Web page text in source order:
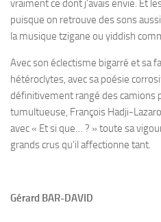
vraiment ce dont j’avais envie. Et
puisque on retrouve des sons
la musique tzigane ou yiddish
Avec son éclectisme bigarré et sa
hétéroclytes, avec sa poésie
définitivement rangé des camions
tumultueuse, François Hadji-
avec « Et si que… ? » toute sa
grands crus qu’il affectionne tant.
Gérard BAR-DAVID